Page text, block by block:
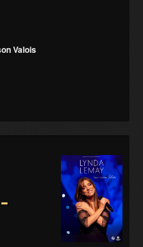
Valois